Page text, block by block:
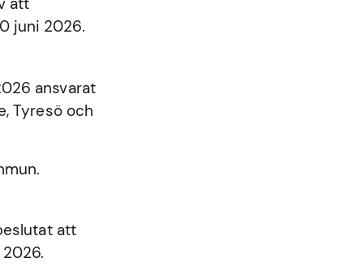
juni 2026.
ansvarat
,Tyresöoch
att